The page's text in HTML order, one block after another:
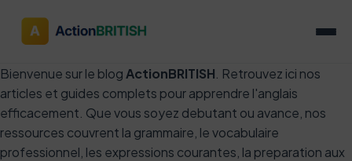
Bienvenue sur le blog ActionBRITISH . Retrouvez ici nos
articles et guides complets pour apprendre l'anglais
efficacement. Que vous soyez debutant ou avance, nos
ressources couvrent la grammaire, le vocabulaire
professionnel, les expressions courantes, la preparation aux